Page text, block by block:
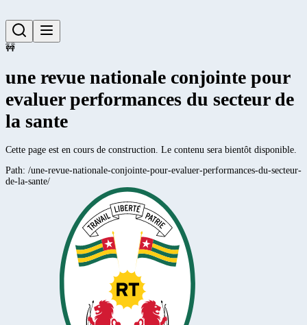
🚧
une revue nationale conjointe pour
evaluer performances du secteur de
la sante
Cette page est en cours de construction. Le contenu sera bientôt disponible.
Path: /une-revue-nationale-conjointe-pour-evaluer-performances-du-secteur-
de-la-sante/